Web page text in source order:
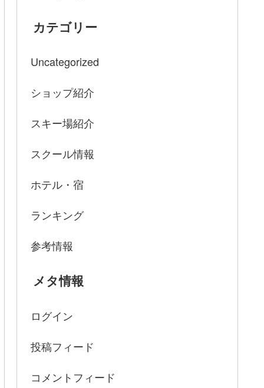
カテゴリー
Uncategorized
ショップ紹介
スキー場紹介
スクール情報
ホテル・宿
ランキング
参考情報
メタ情報
ログイン
投稿フィード
コメントフィード